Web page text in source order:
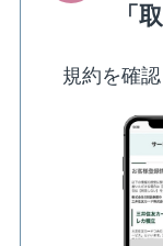
「
規約を確認